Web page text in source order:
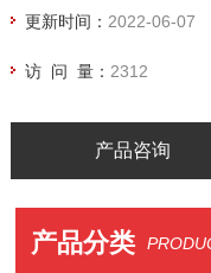
更新时间： 2022-06-07
访 问 量： 2312
产品咨询
产品分类